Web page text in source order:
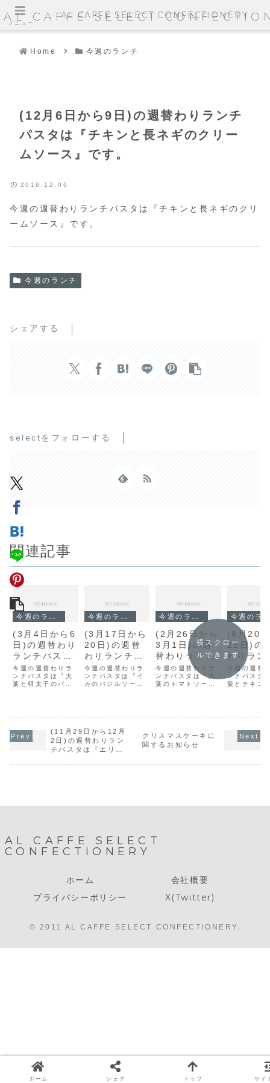
AL CAFFE SELECT
Home 今週のランチ
(12月6日から9日)の週替わりランチ
パスタは『チキンと長ネギのクリー
ムソース』です。
2016.12.06
今週の週替わりランチパスタは『チキンと長ネギのクリ
ームソース』です。
今週のランチ
シェアする
selectをフォローする
関連記事
(3月4日から6
日)の週替わり
ランチパスタ
は『大葉と明
太子のパス
タ』です。
今週の週替わりラ
ンチパスタは『大
葉と明太子のパス
(3月17日から
20日)の週替
わりランチパ
スタは『イカ
のバジルソー
ス』です。
今週の週替わりラ
ンチパスタは『イ
カのバジルソー
(2月26日から
3月1日)の週
替わりランチ
パスタは『大
葉のトマトソ
ース』です。
今週の週替わりラ
ンチパスタは『大
葉のトマトソー
(8月20
22日)の
わりラン
スタは『
とチキン
マトソー
今週の週替
ンチパスタ
葉とチキン
横スクロー
ルできます
(11月29日から12月
2日)の週替わりラン
チパスタは『エリン
クリスマスケーキに
関するお知らせ
AL CAFFE SELECT
CONFECTIONERY
ホーム
会社概要
プライバシーポリシー
X(Twitter)
© 2011 AL CAFFE SELECT CONFECTIONERY.
メニュー
AL CAFFE SELECT CONFECTIONERY
ホーム シェア トップ サイ